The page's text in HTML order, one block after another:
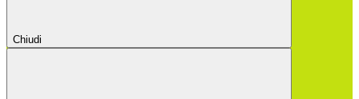
Chiudi